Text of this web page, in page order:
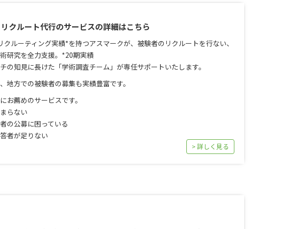
クルート代行のサービスの詳細はこちら
ルーティング実績*を持つアスマークが、被験者のリクルートを行ない、
研究を全力支援。*20期実績
の知見に長けた「学術調査チーム」が専任サポートいたします。
地方での被験者の募集も実績豊富です。
お薦めのサービスです。
らない
公募に困っている
者が足りない
> 詳しく見る